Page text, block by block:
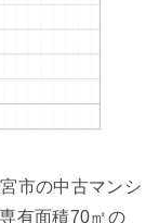
市の中古マンシ
有面積70㎡の